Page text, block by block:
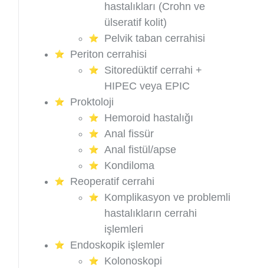
hastalıkları (Crohn ve
ülseratif kolit)
Pelvik taban cerrahisi
Periton cerrahisi
Sitoredüktif cerrahi +
HIPEC veya EPIC
Proktoloji
Hemoroid hastalığı
Anal fissür
Anal fistül/apse
Kondiloma
Reoperatif cerrahi
Komplikasyon ve problemli
hastalıkların cerrahi
işlemleri
Endoskopik işlemler
Kolonoskopi